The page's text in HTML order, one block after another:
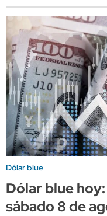
Dólar blue
Dólar blue
sábado 8 de